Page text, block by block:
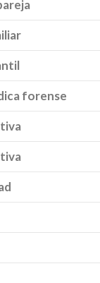
forense